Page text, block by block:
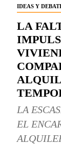
IDEAS Y
LA
LA
EL